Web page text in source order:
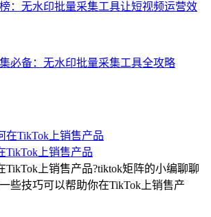
：无水印批量采集工具让短视频运营效
必备：无水印批量采集工具全攻略
TikTok上销售产品
TikTok上销售产品?tiktok矩阵的小编聊聊
些技巧可以帮助你在TikTok上销售产